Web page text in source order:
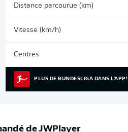
Distance parcourue (km)
Vitesse (km/h)
Centres
PLUS DE BUNDESLIGA DANS L'APP!
deJWPlayer